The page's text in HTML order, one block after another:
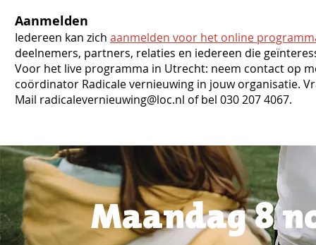
Aanmelden
Iedereen kan zich aanmelden voor het online
deelnemers, partners, relaties en iedereen die
Voor het live programma in Utrecht: neem contact op
coördinator Radicale vernieuwing in jouw organisatie.
Mail radicalevernieuwing@loc.nl of bel 030 207 4067.
Maandag 8